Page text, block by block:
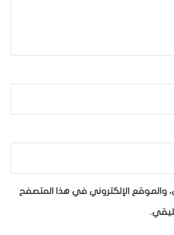
والموقع الإلكتروني في هذا المتصفح